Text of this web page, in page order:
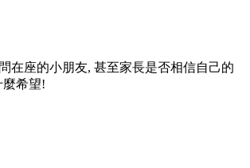
在座的小朋友, 甚至家長是否相信自己的
希望!